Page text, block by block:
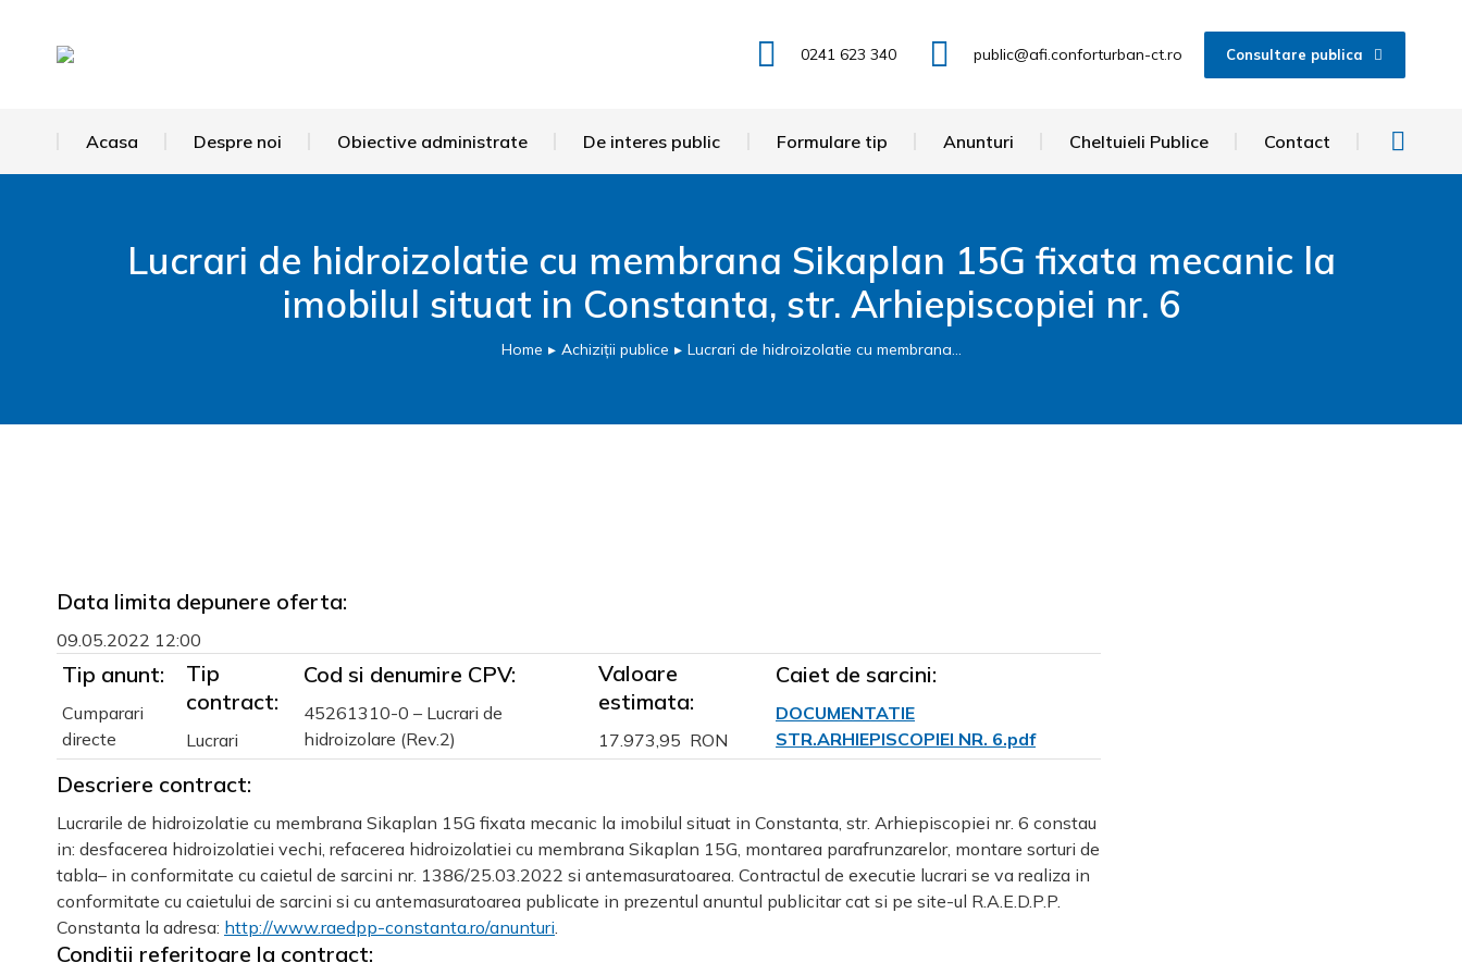
0241 623 340 public@afi.conforturban-ct.ro Consultare publica
Acasa Despre noi Obiective administrate De interes public Formulare tip Anunturi Cheltuieli Publice Contact
Lucrari de hidroizolatie cu membrana Sikaplan 15G fixata mecanic la
imobilul situat in Constanta, str. Arhiepiscopiei nr. 6
Home Achiziții publice Lucrari de hidroizolatie cu membrana…
Data limita depunere oferta:
09.05.2022 12:00
Tip anunt:
Cumparari
directe
Tip
contract:
Lucrari
Cod si denumire CPV:
45261310-0 – Lucrari de
hidroizolare (Rev.2)
Valoare
estimata:
17.973,95 RON
Caiet de sarcini:
DOCUMENTATIE
STR.ARHIEPISCOPIEI NR. 6.pdf
Descriere contract:
Lucrarile de hidroizolatie cu membrana Sikaplan 15G fixata mecanic la imobilul situat in Constanta, str. Arhiepiscopiei nr. 6 constau
in: desfacerea hidroizolatiei vechi, refacerea hidroizolatiei cu membrana Sikaplan 15G, montarea parafrunzarelor, montare sorturi de
tabla– in conformitate cu caietul de sarcini nr. 1386/25.03.2022 si antemasuratoarea. Contractul de executie lucrari se va realiza in
conformitate cu caietului de sarcini si cu antemasuratoarea publicate in prezentul anuntul publicitar cat si pe site-ul R.A.E.D.P.P.
Constanta la adresa: http://www.raedpp-constanta.ro/anunturi.
Conditii referitoare la contract: